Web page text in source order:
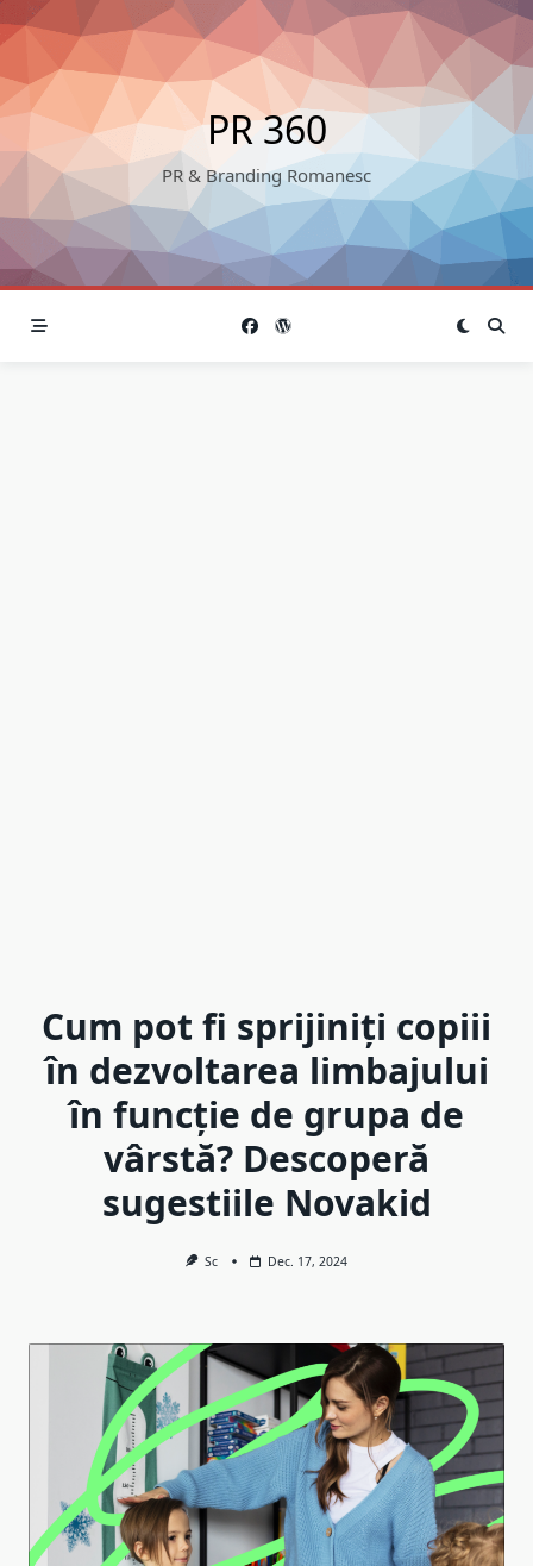
Skip
to
content
PR 360
PR & Branding Romanesc
Cum pot fi sprijiniți copiii
în dezvoltarea limbajului
în funcție de grupa de
vârstă? Descoperă
sugestiile Novakid
Sc Dec. 17, 2024